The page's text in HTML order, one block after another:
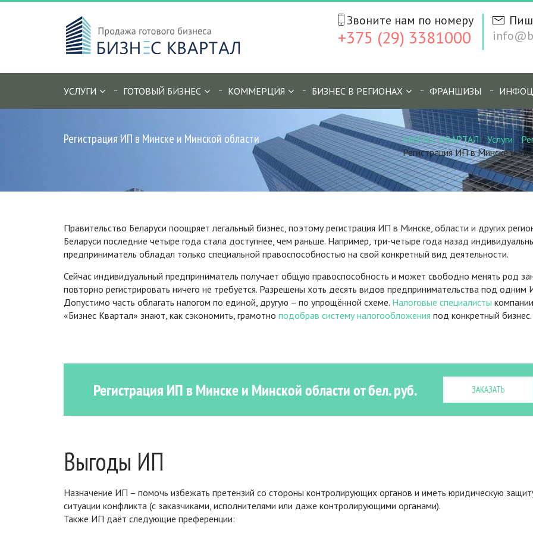
Звоните нам по номеру
+375 (29) 3381000
УСЛУГИ ГОТОВЫЙ БИЗНЕС КОММЕРЦИЯ БИЗНЕС В РЕГИОНАХ ФРАНШИЗЫ
Регистрация ИП в Минске и Минской области БИЗНЕС КВАРТАЛ / Услуги /
Регистрация ИП в Минске и
Правительство Беларуси поощряет легальный бизнес, поэтому регистрация ИП в Минске, области и других
Беларуси последние четыре года стала доступнее, чем раньше. Например, три-четыре года назад
предприниматель обладал только специальной правоспособностью на свой конкретный вид деятельности.
Сейчас индивидуальный предприниматель получает общую правоспособность и может свободно менять род
повторно регистрировать ничего не требуется. Разрешены хоть десять видов предпринимательства под одним
Допустимо часть облагать налогом по единой, другую – по упрощённой схеме. Налоговые специалисты компании
«Бизнес Квартал» знают, как сэкономить, грамотно подобрав систему налогообложения под конкретный бизнес.
Регистрация ИП в Минске и Минской области от бел. руб. ЗАКАЗАТЬ
Выгоды ИП
Назначение ИП – помочь избежать претензий со стороны контролирующих органов и иметь юридическую
ситуации конфликта (с заказчиками, исполнителями или даже контролирующими органами).
Также ИП даёт следующие преференции: